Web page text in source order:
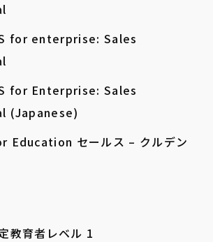
for enterprise: Sales
for Enterprise: Sales
(Japanese)
Education セールス – クルデン
教育者レベル 1